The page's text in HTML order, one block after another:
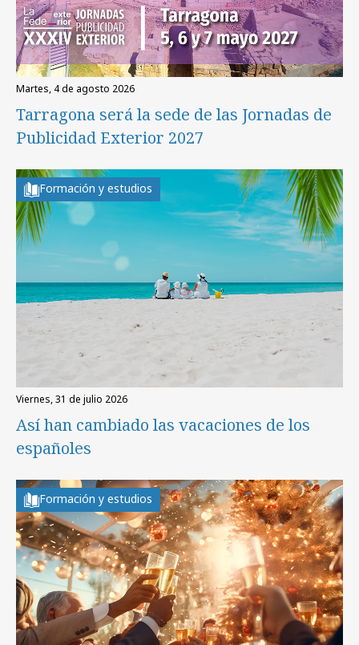
martes, 4 de agosto 2026
Tarragona será la sede de las Jornadas de
Publicidad Exterior 2027
Formación y estudios
viernes, 31 de julio 2026
Así han cambiado las vacaciones de los
españoles
Formación y estudios